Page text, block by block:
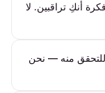
أنكِ تراقبين. لا
للتحقق منه — نحن